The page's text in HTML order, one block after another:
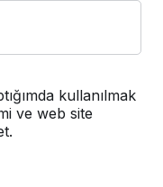
kullanılmak
ve web site